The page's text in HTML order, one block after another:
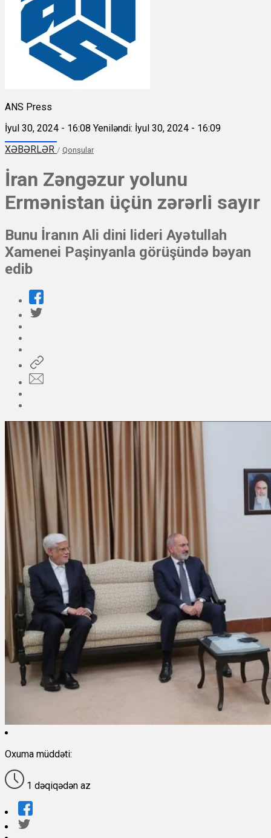
ANS Press
İyul 30, 2024 - 16:08 Yeniləndi: İyul 30, 2024 - 16:09
XƏBƏRLƏR / Qonşular
İran Zəngəzur yolunu
Ermənistan üçün zərərli sayır
Bunu İranın Ali dini lideri Ayətullah
Xamenei Paşinyanla görüşündə bəyan
edib
Oxuma müddəti:
1 dəqiqədən az